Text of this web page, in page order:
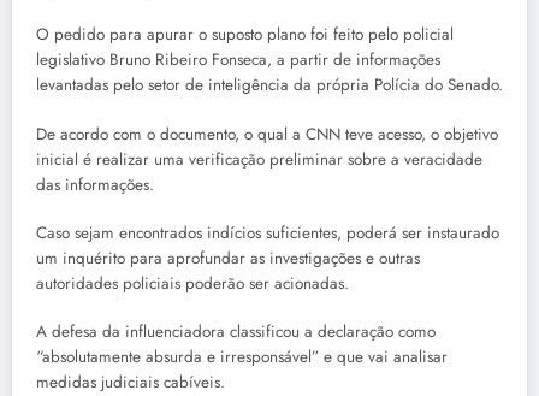
O pedido para apurar o suposto plano foi feito pelo policial
legislativo Bruno Ribeiro Fonseca, a partir de informações
levantadas pelo setor de inteligência da própria Polícia do Senado.
De acordo com o documento, o qual a CNN teve acesso, o objetivo
inicial é realizar uma verificação preliminar sobre a veracidade
das informações.
Caso sejam encontrados indícios suficientes, poderá ser instaurado
um inquérito para aprofundar as investigações e outras
autoridades policiais poderão ser acionadas.
A defesa da influenciadora classificou a declaração como
“absolutamente absurda e irresponsável” e que vai analisar
medidas judiciais cabíveis.